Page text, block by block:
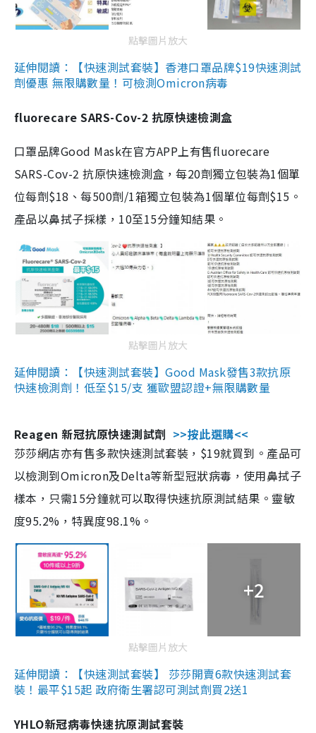
點擊圖片放大
延伸閱讀：【快速測試套裝】香港口罩品牌$19快速測試
劑優惠 無限購數量！可檢測Omicron病毒
fluorecare SARS-Cov-2 抗原快速檢測盒
口罩品牌Good Mask在官方APP上有售fluorecare
SARS-Cov-2 抗原快速檢測盒，每20劑獨立包裝為1個單
位每劑$18、每500劑/1箱獨立包裝為1個單位每劑$15。
產品以鼻拭子採樣，10至15分鐘知結果。
點擊圖片放大
延伸閱讀：【快速測試套裝】Good Mask發售3款抗原
快速檢測劑！低至$15/支 獲歐盟認證+無限購數量
Reagen 新冠抗原快速測試劑 >>按此選購<<
莎莎網店亦有售多款快速測試套裝，$19就買到。產品可
以檢測到Omicron及Delta等新型冠狀病毒，使用鼻拭子
樣本，只需15分鐘就可以取得快速抗原測試結果。靈敏
度95.2%，特異度98.1%。
+2
點擊圖片放大
延伸閱讀：【快速測試套裝】 莎莎開賣6款快速測試套
裝！最平$15起 政府衛生署認可測試劑買2送1
YHLO新冠病毒快速抗原測試套裝